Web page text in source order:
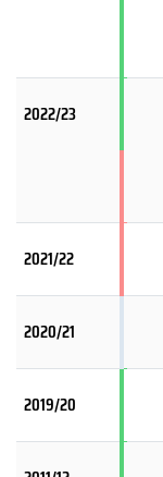
2022/23
2021/22
2020/21
2019/20